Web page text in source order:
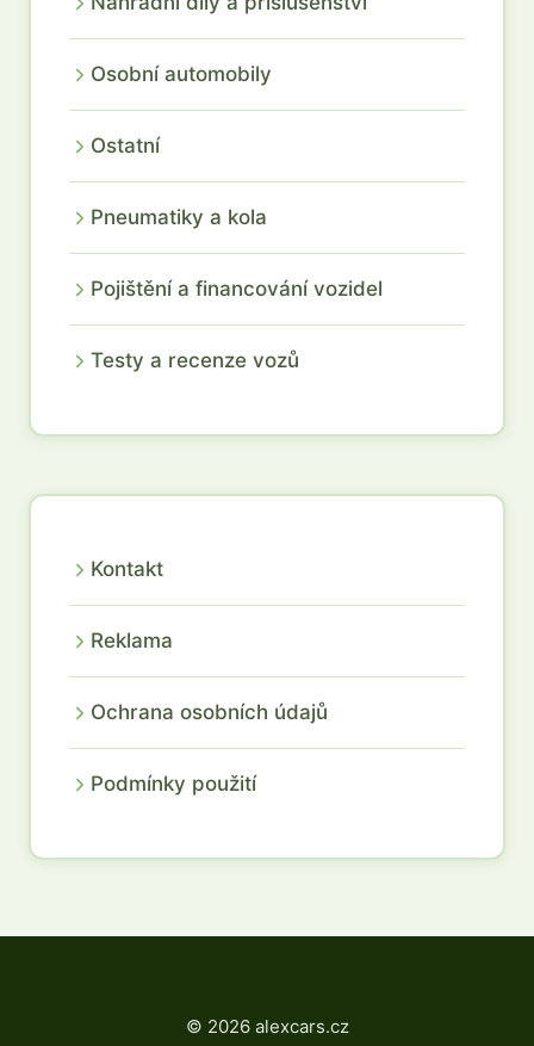
Osobní automobily
Ostatní
Pneumatiky a kola
Pojištění a financování vozidel
Testy a recenze vozů
Kontakt
Reklama
Ochrana osobních údajů
Podmínky použití
© 2026 alexcars.cz